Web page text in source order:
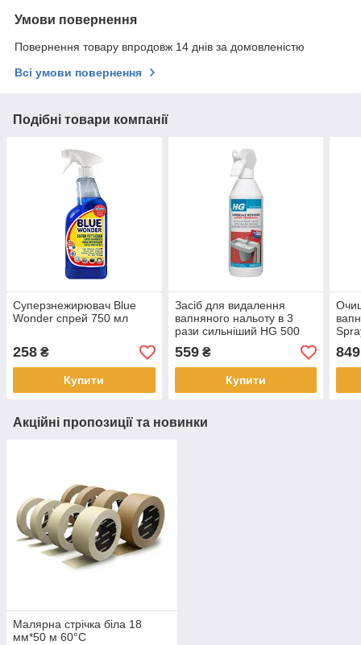
Умови повернення
Повернення товару впродовж 14 днів за домовленістю
Всі умови повернення
Подібні товари компанії
Суперзнежирювач Blue
Wonder спрей 750 мл
258 ₴
Купити
Засіб для видалення
вапняного нальоту в 3
рази сильніший HG 500
мл
559₴
Купити
849
Акційні пропозиції та новинки
Малярна стрічка біла 18
мм*50 м 60°С